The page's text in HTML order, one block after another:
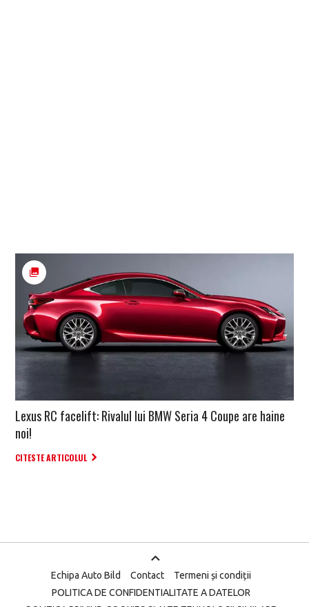
Lexus RC facelift: Rivalul lui BMW Seria 4 Coupe are haine
noi!
CITESTE ARTICOLUL
Echipa Auto Bild Contact
Termeni și condiții
POLITICA DE CONFIDENTIALITATE A DATELOR